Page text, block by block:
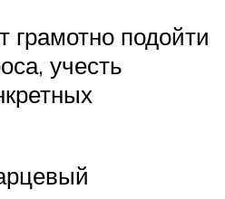
грамотно подойти
учесть